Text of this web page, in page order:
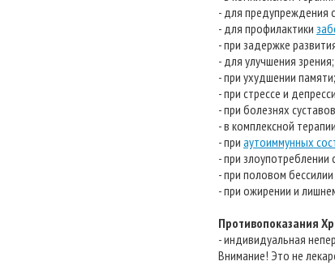
- для предупреждения
- для профилактики
- при задержке
- для улучшения зрения;
- при ухудшении памяти;
- при стрессе и
- при болезнях
- в комплексной
- при аутоиммунных
- при злоупотреблении
- при половом
- при ожирении и
Противопоказания
- индивидуальная
Внимание! Это не